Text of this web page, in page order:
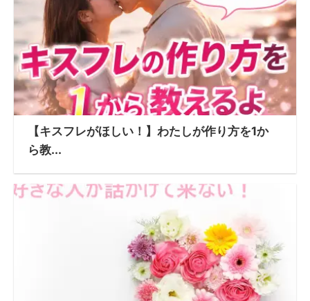
【キスフレがほしい！】わたしが作り方を1か
ら教...